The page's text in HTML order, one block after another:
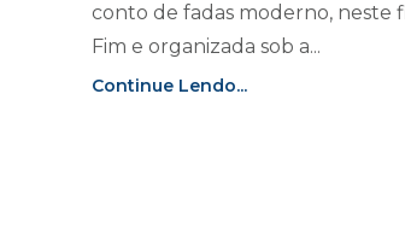
conto de fadas moderno, neste
Fim e organizada sob a...
Continue Lendo...